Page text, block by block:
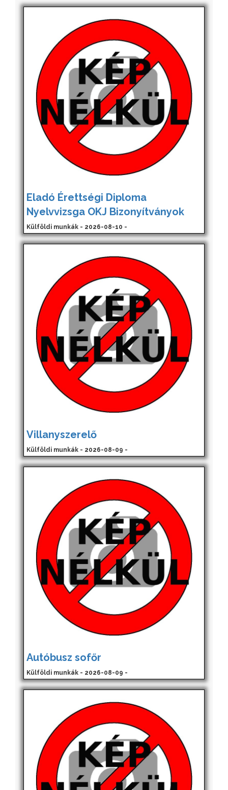
Eladó Érettségi Diploma
Nyelvvizsga OKJ Bizonyítványok
Külföldi munkák - 2026-08-10 -
Villanyszerelő
Külföldi munkák - 2026-08-09 -
Autóbusz sofőr
Külföldi munkák - 2026-08-09 -